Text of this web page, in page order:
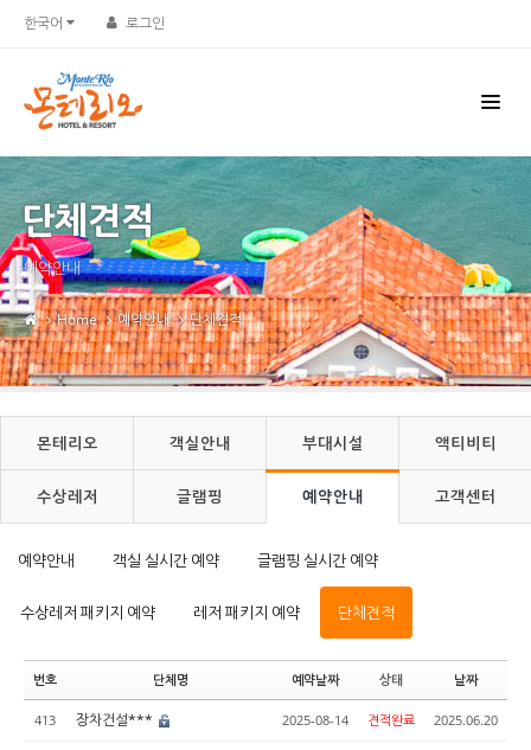
한국어 로그인
단체견적
예약안내
Home 예약안내 단체견적
몬테리오 객실안내 부대시설 액티비티
수상레저 글램핑 예약안내 고객센터
예약안내 객실 실시간 예약 글램핑 실시간 예약
수상레저 패키지 예약 레저 패키지 예약 단체견적
번호 단체명 예약날짜 상태 날짜
413 장차건설*** 2025-08-14 견적완료 2025.06.20
Sketchbook5, 스케치북5